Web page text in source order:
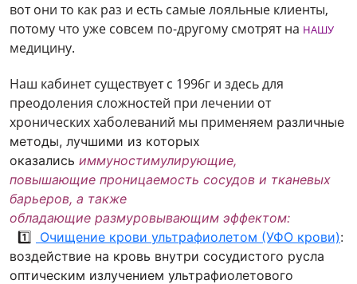
вот они то как раз и есть самые лояльные клиенты,
потому что уже совсем по-другому смотрят на НАШУ
медицину.
Наш кабинет существует с 1996г и здесь для
преодоления сложностей при лечении от
хронических хаболеваний мы применяем различные
методы, лучшими из которых
оказались иммуностимулирующие,
повышающие проницаемость сосудов и тканевых
барьеров, а также
обладающие размуровывающим эффектом:
1️⃣ Очищение крови ультрафиолетом (УФО крови):
воздействие на кровь внутри сосудистого русла
оптическим излучением ультрафиолетового